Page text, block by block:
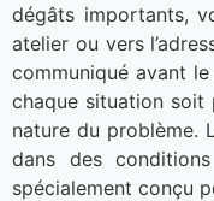
dégâts importants,
atelier ou vers
communiqué avant
chaque situation soit
nature du problème.
dans des
spécialement conçu